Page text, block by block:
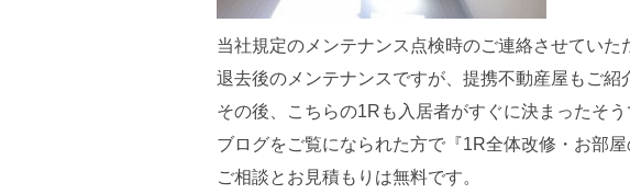
当社規定のメンテナンス点検時のご連絡させていた
退去後のメンテナンスですが、提携不動産屋もご紹
その後、こちらの1Rも入居者がすぐに決まったそう
ブログをご覧になられた方で『1R全体改修・お部
ご相談とお見積もりは無料です。